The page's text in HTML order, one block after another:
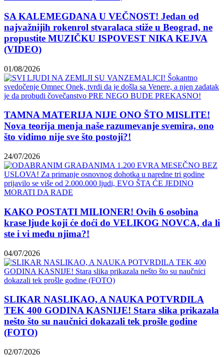
SA KALEMEGDANA U VEČNOST! Jedan od
najvažnijih rokenrol stvaralaca stiže u Beograd, ne
propustite MUZIČKU ISPOVEST NIKA KEJVA
(VIDEO)
01/08/2026
TAMNA MATERIJA NIJE ONO ŠTO MISLITE!
Nova teorija menja naše razumevanje svemira, ono
što vidimo nije sve što postoji?!
24/07/2026
KAKO POSTATI MILIONER! Ovih 6 osobina
krase ljude koji će doći do VELIKOG NOVCA, da li
ste i vi među njima?!
04/07/2026
SLIKAR NASLIKAO, A NAUKA POTVRDILA
TEK 400 GODINA KASNIJE! Stara slika prikazala
nešto što su naučnici dokazali tek prošle godine
(FOTO)
02/07/2026